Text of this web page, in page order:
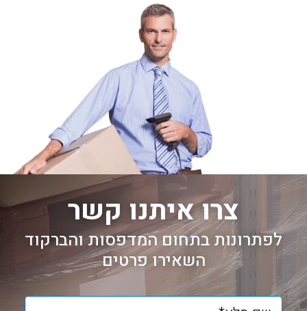
צרו איתנו קשר
לפתרונות בתחום המדפסות והברקוד
השאירו פרטים